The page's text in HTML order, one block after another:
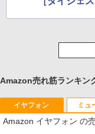
Amazon売れ筋ランキン
イヤフォン
Amazon イヤフォン の
ミュ